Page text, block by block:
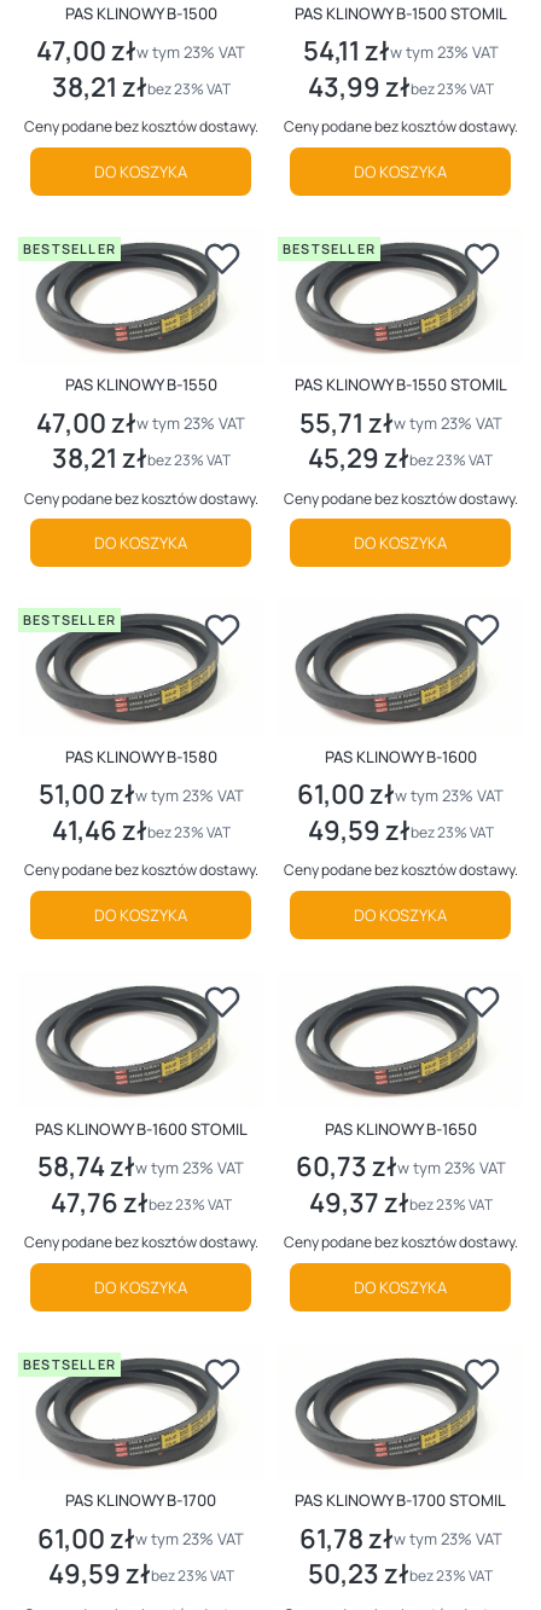
PAS KLINOWY B-1500
Cena brutto
47,00 złw tym %s VAT
w tym23% VAT
Cena netto
38,21 złbez 23% VAT
Ceny podane bez kosztów dostawy.
DO KOSZYKA
PAS KLINOWY B-1500 STOMIL
Cena brutto
54,11 złw tym %s VAT
w tym23% VAT
Cena netto
43,99 złbez 23% VAT
Ceny podane bez kosztów dostawy.
DO KOSZYKA
BESTSELLER
PAS KLINOWY B-1550
Cena brutto
47,00 złw tym %s VAT
w tym23% VAT
Cena netto
38,21 złbez 23% VAT
Ceny podane bez kosztów dostawy.
DO KOSZYKA
BESTSELLER
PAS KLINOWY B-1550 STOMIL
Cena brutto
55,71 złw tym %s VAT
w tym23% VAT
Cena netto
45,29 złbez 23% VAT
Ceny podane bez kosztów dostawy.
DO KOSZYKA
BESTSELLER
PAS KLINOWY B-1580
Cena brutto
51,00 złw tym %s VAT
w tym23% VAT
Cena netto
41,46 złbez 23% VAT
Ceny podane bez kosztów dostawy.
DO KOSZYKA
PAS KLINOWY B-1600
Cena brutto
61,00 złw tym %s VAT
w tym23% VAT
Cena netto
49,59 złbez 23% VAT
Ceny podane bez kosztów dostawy.
DO KOSZYKA
PAS KLINOWY B-1600 STOMIL
Cena brutto
58,74 złw tym %s VAT
w tym 23% VAT
Cena netto
47,76 złbez 23% VAT
Ceny podane bez kosztów dostawy.
DO KOSZYKA
PAS KLINOWY B-1650
Cena brutto
60,73 złw tym %s VAT
w tym 23% VAT
Cena netto
49,37 złbez 23% VAT
Ceny podane bez kosztów dostawy.
DO KOSZYKA
BESTSELLER
PAS KLINOWY B-1700
Cena brutto
61,00 złw tym %s VAT
w tym23% VAT
Cena netto
49,59 złbez 23% VAT
PAS KLINOWY B-1700 STOMIL
Cena brutto
61,78 złw tym %s VAT
w tym23% VAT
Cena netto
50,23 złbez 23% VAT